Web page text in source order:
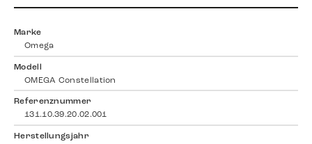
Marke
Omega
Modell
OMEGA Constellation
Referenznummer
131.10.39.20.02.001
Herstellungsjahr